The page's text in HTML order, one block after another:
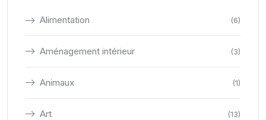
Alimentation (6)
Aménagement intérieur (3)
Animaux (1)
Art (13)